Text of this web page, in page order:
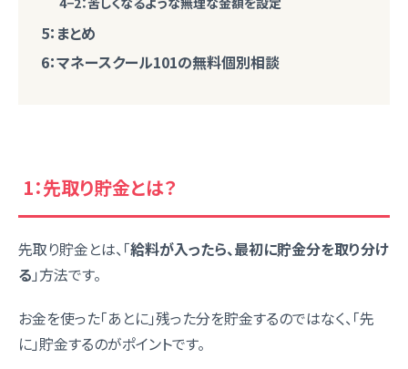
5：まとめ
6：マネースクール101の無料個別相談
1：先取り貯金とは？
先取り貯金とは、「給料が入ったら、最初に貯金分を取り分け
る 」方法です。
お金を使った「あとに」残った分を貯金するのではなく、「先
に」貯金するのがポイントです。